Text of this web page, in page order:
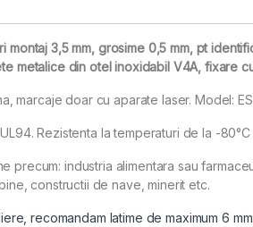
montaj 3,5 mm, grosime 0,5 mm, pt
metalice din otel inoxidabil V4A, fixare
marcaje doar cu aparate laser. Model:
Rezistenta la temperaturi de la -80°C
precum: industria alimentara sau
constructii de nave, minerit etc.
recomandam latime de maximum 6 mm.